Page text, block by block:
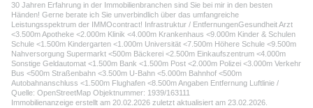
30 Jahren Erfahrung in der Immobilienbranchen sind Sie bei mir in den besten
Händen! Gerne berate ich Sie unverbindlich über das umfangreiche
Leistungsspektrum der IMMOcontract! Infrastruktur / EntfernungenGesundheit Arzt
<3.500m Apotheke <2.000m Klinik <4.000m Krankenhaus <9.000m Kinder & Schulen
Schule <1.500m Kindergarten <1.000m Universität <7.500m Höhere Schule <9.500m
Nahversorgung Supermarkt <500m Bäckerei <2.500m Einkaufszentrum <4.000m
Sonstige Geldautomat <1.500m Bank <1.500m Post <2.000m Polizei <3.000m Verkehr
Bus <500m Straßenbahn <3.500m U-Bahn <5.000m Bahnhof <500m
Autobahnanschluss <1.500m Flughafen <8.500m Angaben Entfernung Luftlinie /
Quelle: OpenStreetMap Objektnummer: 1939/163111
Immobilienanzeige erstellt am 20.02.2026 zuletzt aktualisiert am 23.02.2026.